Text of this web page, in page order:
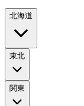
北海道
東北
関東